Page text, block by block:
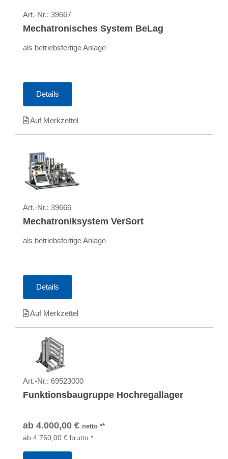
Art.-Nr.: 39667
Mechatronisches System BeLag
als betriebsfertige Anlage
Details
Auf Merkzettel
Art.-Nr.: 39666
Mechatroniksystem VerSort
als betriebsfertige Anlage
Details
Auf Merkzettel
Art.-Nr.: 69523000
Funktionsbaugruppe Hochregallager
ab 4.000,00 € netto **
ab 4.760,00 € brutto *